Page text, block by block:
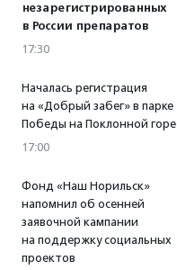
незарегистрированных
в России препаратов
17:30
Началась регистрация
на «Добрый забег» в парке
Победы на Поклонной горе
17:00
Фонд «Наш Норильск»
напомнил об осенней
заявочной кампании
на поддержку социальных
проектов